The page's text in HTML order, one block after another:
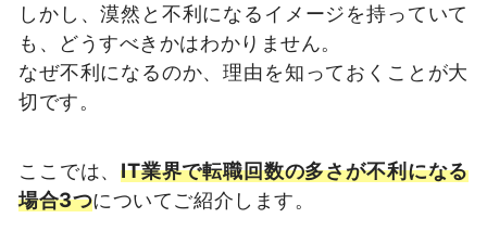
しかし、漠然と不利になるイメージを持っていて
も、どうすべきかはわかりません。
なぜ不利になるのか、理由を知っておくことが大
切です。
ここでは、IT業界で転職回数の多さが不利になる
場合3つについてご紹介します。